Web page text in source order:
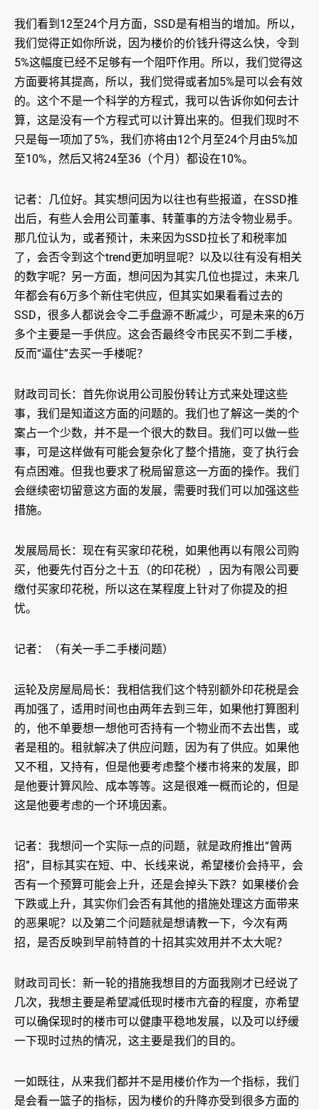
我们看到12至24个月方面，SSD是有相当的增加。所以，
我们觉得正如你所说，因为楼价的价钱升得这么快，令到
5%这幅度已经不足够有一个阻吓作用。所以，我们觉得这
方面要将其提高，所以，我们觉得或者加5%是可以会有效
的。这个不是一个科学的方程式，我可以告诉你如何去计
算，这是没有一个方程式可以计算出来的。但我们现时不
只是每一项加了5%，我们亦将由12个月至24个月由5%加
至10%，然后又将24至36（个月）都设在10%。
记者：几位好。其实想问因为以往也有些报道，在SSD推
出后，有些人会用公司董事、转董事的方法令物业易手。
那几位认为，或者预计，未来因为SSD拉长了和税率加
了，会否令到这个trend更加明显呢？以及以往有没有相关
的数字呢？另一方面，想问因为其实几位也提过，未来几
年都会有6万多个新住宅供应，但其实如果看看过去的
SSD，很多人都说会令二手盘源不断减少，可是未来的6万
多个主要是一手供应。这会否最终令市民买不到二手楼，
反而“逼住”去买一手楼呢？
财政司司长：首先你说用公司股份转让方式来处理这些
事，我们是知道这方面的问题的。我们也了解这一类的个
案占一个少数，并不是一个很大的数目。我们可以做一些
事，可是这样做有可能会复杂化了整个措施，变了执行会
有点困难。但我也要求了税局留意这一方面的操作。我们
会继续密切留意这方面的发展，需要时我们可以加强这些
措施。
发展局局长：现在有买家印花税，如果他再以有限公司购
买，他要先付百分之十五（的印花税），因为有限公司要
缴付买家印花税，所以这在某程度上针对了你提及的担
忧。
记者：（有关一手二手楼问题）
运轮及房屋局局长：我相信我们这个特别额外印花税是会
再加强了，适用时间也由两年去到三年，如果他打算图利
的，他不单要想一想他可否持有一个物业而不去出售，或
者是租的。租就解决了供应问题，因为有了供应。如果他
又不租，又持有，但是他要考虑整个楼市将来的发展，即
是他要计算风险、成本等等。这是很难一概而论的，但是
这是他要考虑的一个环境因素。
记者：我想问一个实际一点的问题，就是政府推出“曾两
招”，目标其实在短、中、长线来说，希望楼价会持平，会
否有一个预算可能会上升，还是会掉头下跌？如果楼价会
下跌或上升，其实你们会否有其他的措施处理这方面带来
的恶果呢？以及第二个问题就是想请教一下，今次有两
招，是否反映到早前特首的十招其实效用并不太大呢？
财政司司长：新一轮的措施我想目的方面我刚才已经说了
几次，我想主要是希望减低现时楼市亢奋的程度，亦希望
可以确保现时的楼市可以健康平稳地发展，以及可以纾缓
一下现时过热的情况，这主要是我们的目的。
一如既往，从来我们都并不是用楼价作为一个指标，我们
是会看一篮子的指标，因为楼价的升降亦受到很多方面的